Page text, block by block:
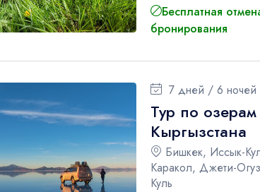
Бесплатная
бронирования
7 дней / 6 ночей
Тур по озерам
Кыргызстана
Бишкек, Иссык-
Каракол, Джети-
Куль